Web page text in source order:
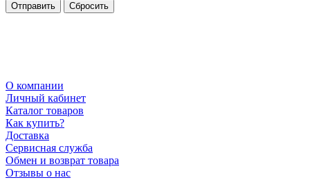
Сбросить
О компании
Личный кабинет
Каталог товаров
Как купить?
Доставка
Сервисная служба
Обмен и возврат товара
Отзывы о нас